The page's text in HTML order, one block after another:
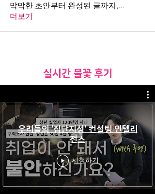
막막한 초안부터 완성된 글까지,...
더보기
​실시간 불꽃 후기
우리들의 '집단지성' 컨설팅 인텔리
전스
시청하기